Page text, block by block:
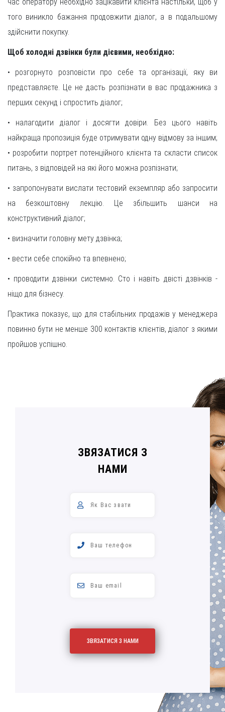
того виникло бажання продовжити діалог, а в подальшому
здійснити покупку.
Щоб холодні дзвінки були дієвими, необхідно:
• розгорнуто розповісти про себе та організації, яку ви
представляєте. Це не дасть розпізнати в вас продажника з
перших секунд і спростить діалог;
• налагодити діалог і досягти довіри. Без цього навіть
найкраща пропозиція буде отримувати одну відмову за іншим;
• розробити портрет потенційного клієнта та скласти список
питань, з відповідей на які його можна розпізнати;
• запропонувати вислати тестовий екземпляр або запросити
на безкоштовну лекцію. Це збільшить шанси на
конструктивний діалог;
• визначити головну мету дзвінка;
• вести себе спокійно та впевнено;
• проводити дзвінки системно. Сто і навіть двісті дзвінків -
ніщо для бізнесу.
Практика показує, що для стабільних продажів у менеджера
повинно бути не менше 300 контактів клієнтів, діалог з якими
пройшов успішно.
ЗВЯЗАТИСЯ З
НАМИ